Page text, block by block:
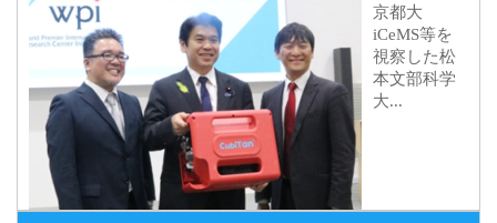
京都大
iCeMS等を
視察した松
本文部科学
大...